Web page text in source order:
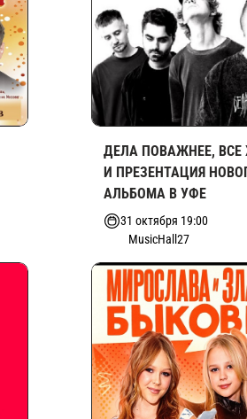
ДЕЛА ПОВАЖНЕЕ, ВСЕ
И ПРЕЗЕНТАЦИЯ
АЛЬБОМА В УФЕ
31 октября 19:00
MusicHall27